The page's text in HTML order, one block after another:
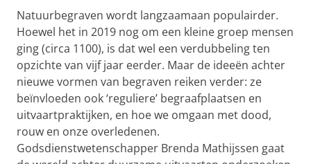
Natuurbegraven wordt langzaamaan populairder.
Hoewel het in 2019 nog om een kleine groep mensen
ging (circa 1100), is dat wel een verdubbeling ten
opzichte van vijf jaar eerder. Maar de ideeën achter
nieuwe vormen van begraven reiken verder: ze
beïnvloeden ook ‘reguliere’ begraafplaatsen en
uitvaartpraktijken, en hoe we omgaan met dood,
rouw en onze overledenen.
Godsdienstwetenschapper Brenda Mathijssen gaat